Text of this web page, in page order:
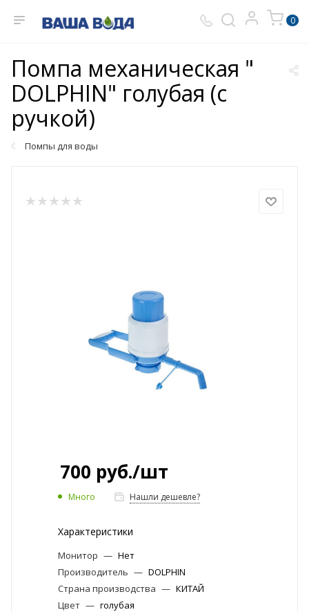
0
Помпа механическая "
DOLPHIN" голубая (с
ручкой)
Помпы для воды
700 руб./шт
Много Нашли дешевле?
Характеристики
Монитор — Нет
Производитель — DOLPHIN
Страна производства — КИТАЙ
Цвет — голубая